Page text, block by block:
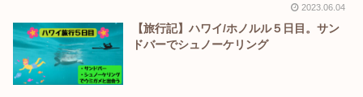
2023.06.04
【旅行記】ハワイ/ホノルル５日目。サン
ドバーでシュノーケリング